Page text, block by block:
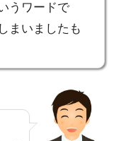
うワードで
まいましたも